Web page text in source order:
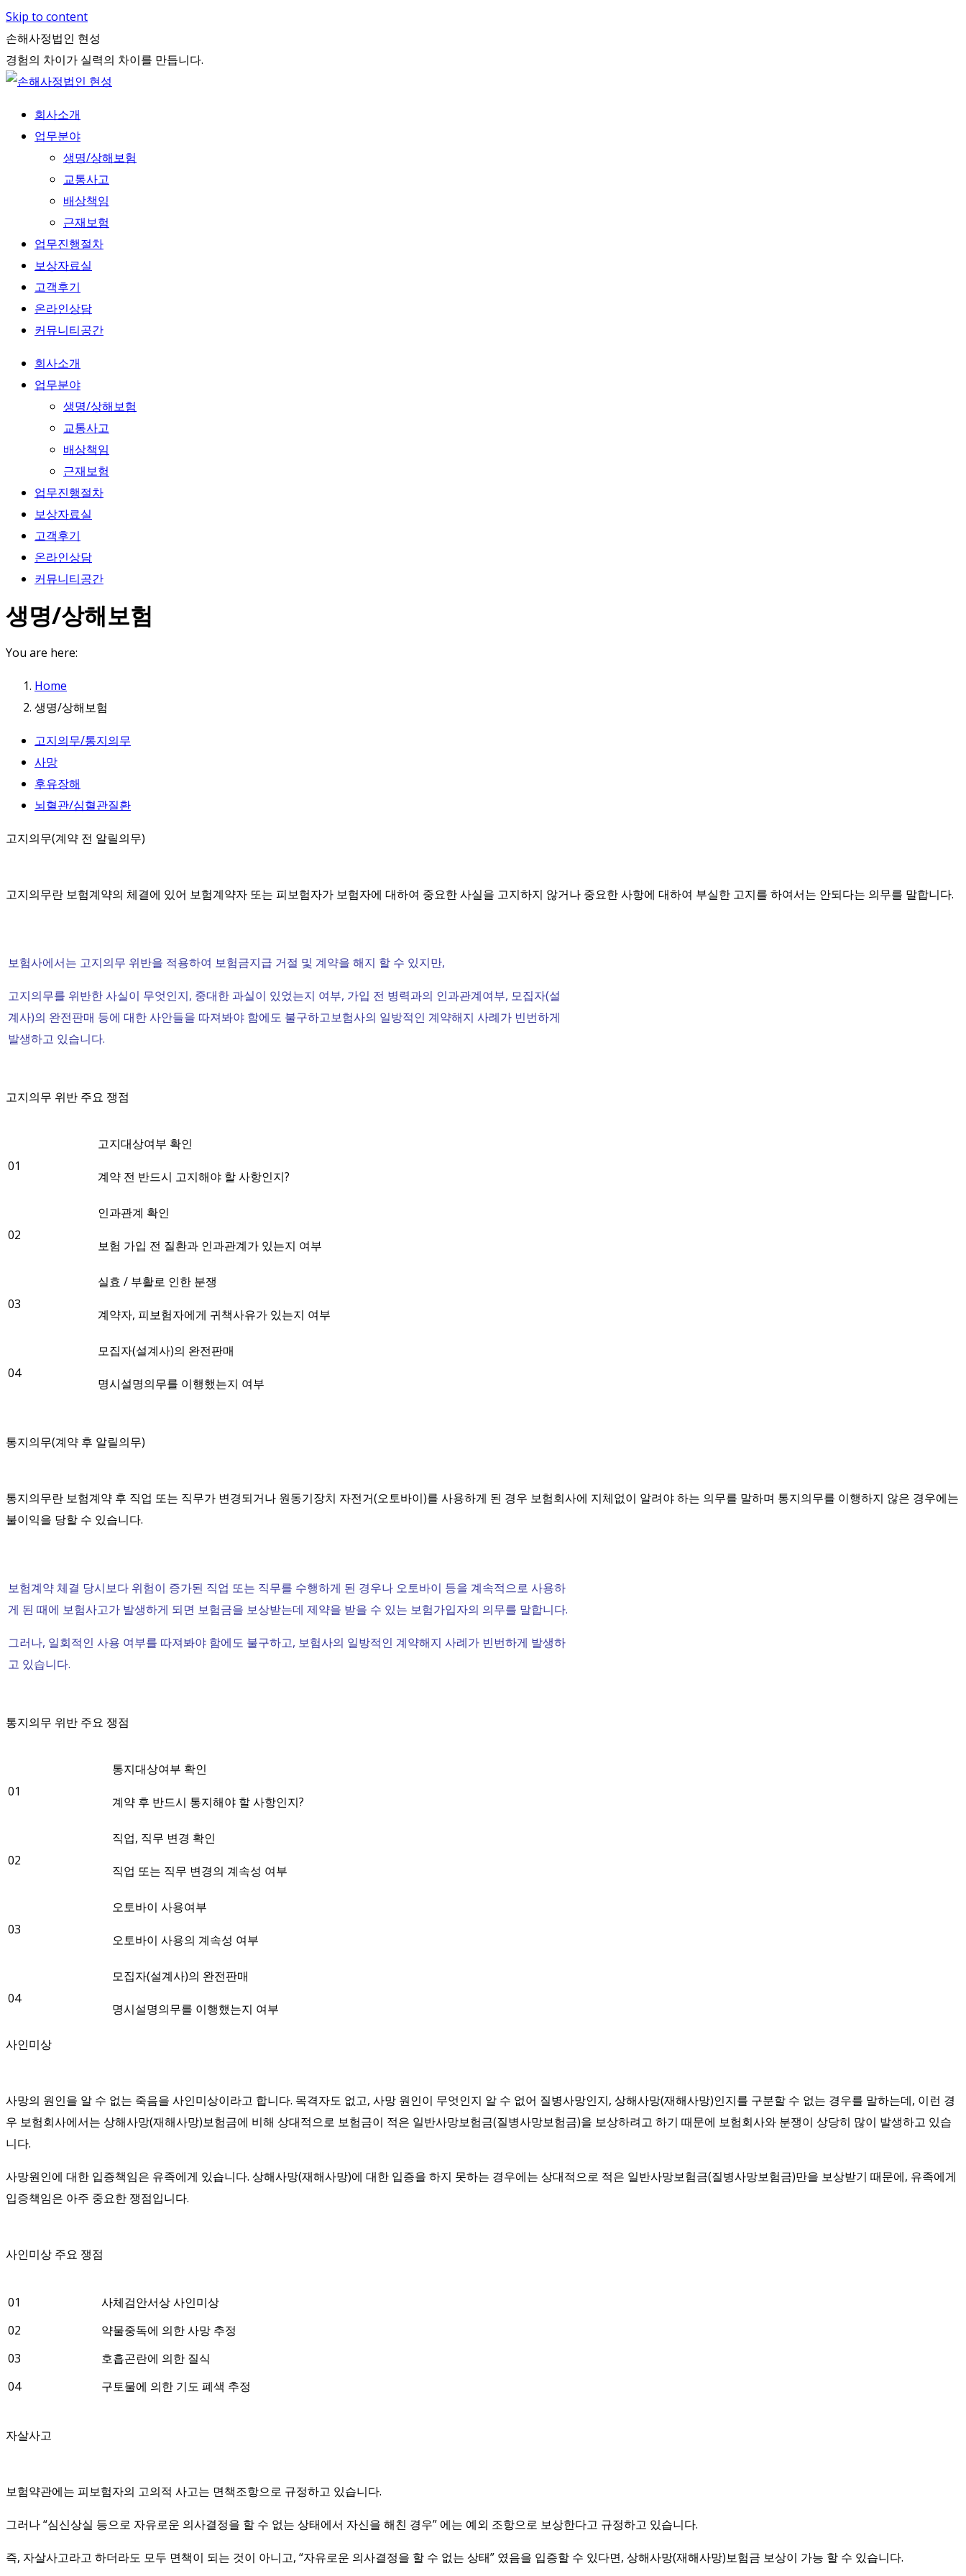
Skip to content
손해사정법인 현성
경험의 차이가 실력의 차이를 만듭니다.
회사소개
업무분야
생명/상해보험
교통사고
배상책임
근재보험
업무진행절차
보상자료실
고객후기
온라인상담
커뮤니티공간
회사소개
업무분야
생명/상해보험
교통사고
배상책임
근재보험
업무진행절차
보상자료실
고객후기
온라인상담
커뮤니티공간
생명/상해보험
You are here:
Home
생명/상해보험
고지의무/통지의무
사망
후유장해
뇌혈관/심혈관질환
고지의무(계약 전 알릴의무)
고지의무란 보험계약의 체결에 있어 보험계약자 또는 피보험자가 보험자에 대하여 중요한 사실을 고지하지 않거나 중요한 사항에 대하여 부실한 고지를 하여서는 안되다는 의무를 말합니다.
보험사에서는 고지의무 위반을 적용하여 보험금지급 거절 및 계약을 해지 할 수 있지만,
고지의무를 위반한 사실이 무엇인지, 중대한 과실이 있었는지 여부, 가입 전 병력과의 인과관계여부, 모집자(설
계사)의 완전판매 등에 대한 사안들을 따져봐야 함에도 불구하고보험사의 일방적인 계약해지 사례가 빈번하게
발생하고 있습니다.
고지의무 위반 주요 쟁점
01
고지대상여부 확인
계약 전 반드시 고지해야 할 사항인지?
02
인과관계 확인
보험 가입 전 질환과 인과관계가 있는지 여부
03
실효 / 부활로 인한 분쟁
계약자, 피보험자에게 귀책사유가 있는지 여부
04
모집자(설계사)의 완전판매
명시설명의무를 이행했는지 여부
통지의무(계약 후 알릴의무)
통지의무란 보험계약 후 직업 또는 직무가 변경되거나 원동기장치 자전거(오토바이)를 사용하게 된 경우 보험회사에 지체없이 알려야 하는 의무를 말하며 통지의무를 이행하지 않은 경우에는
불이익을 당할 수 있습니다.
보험계약 체결 당시보다 위험이 증가된 직업 또는 직무를 수행하게 된 경우나 오토바이 등을 계속적으로 사용하
게 된 때에 보험사고가 발생하게 되면 보험금을 보상받는데 제약을 받을 수 있는 보험가입자의 의무를 말합니다.
그러나, 일회적인 사용 여부를 따져봐야 함에도 불구하고, 보험사의 일방적인 계약해지 사례가 빈번하게 발생하
고 있습니다.
통지의무 위반 주요 쟁점
01
통지대상여부 확인
계약 후 반드시 통지해야 할 사항인지?
02
직업, 직무 변경 확인
직업 또는 직무 변경의 계속성 여부
03
오토바이 사용여부
오토바이 사용의 계속성 여부
04
모집자(설계사)의 완전판매
명시설명의무를 이행했는지 여부
사인미상
사망의 원인을 알 수 없는 죽음을 사인미상이라고 합니다. 목격자도 없고, 사망 원인이 무엇인지 알 수 없어 질병사망인지, 상해사망(재해사망)인지를 구분할 수 없는 경우를 말하는데, 이런 경
우 보험회사에서는 상해사망(재해사망)보험금에 비해 상대적으로 보험금이 적은 일반사망보험금(질병사망보험금)을 보상하려고 하기 때문에 보험회사와 분쟁이 상당히 많이 발생하고 있습
니다.
사망원인에 대한 입증책임은 유족에게 있습니다. 상해사망(재해사망)에 대한 입증을 하지 못하는 경우에는 상대적으로 적은 일반사망보험금(질병사망보험금)만을 보상받기 때문에, 유족에게
입증책임은 아주 중요한 쟁점입니다.
사인미상 주요 쟁점
01
사체검안서상 사인미상
02
약물중독에 의한 사망 추정
03
호흡곤란에 의한 질식
04
구토물에 의한 기도 폐색 추정
자살사고
보험약관에는 피보험자의 고의적 사고는 면책조항으로 규정하고 있습니다.
그러나 “심신상실 등으로 자유로운 의사결정을 할 수 없는 상태에서 자신을 해친 경우” 에는 예외 조항으로 보상한다고 규정하고 있습니다.
즉, 자살사고라고 하더라도 모두 면책이 되는 것이 아니고, “자유로운 의사결정을 할 수 없는 상태” 였음을 입증할 수 있다면, 상해사망(재해사망)보험금 보상이 가능 할 수 있습니다.